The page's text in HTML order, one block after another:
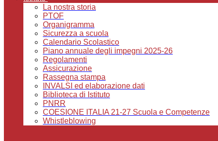
La nostra storia
PTOF
Organigramma
Sicurezza a scuola
Calendario Scolastico
Piano annuale degli impegni 2025-26
Regolamenti
Assicurazione
Rassegna stampa
INVALSI ed elaborazione dati
Biblioteca di Istituto
PNRR
COESIONE ITALIA 21-27 Scuola e Competenze
Whistleblowing